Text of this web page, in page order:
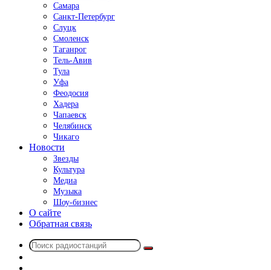
Самара
Санкт-Петербург
Слуцк
Смоленск
Таганрог
Тель-Авив
Тула
Уфа
Феодосия
Хадера
Чапаевск
Челябинск
Чикаго
Новости
Звезды
Культура
Медиа
Музыка
Шоу-бизнес
О сайте
Обратная связь
Поиск